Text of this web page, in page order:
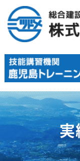
鹿児島の
設』｜土
等 いちき
実